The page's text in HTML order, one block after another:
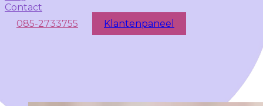
Contact
085-2733755
Klantenpaneel